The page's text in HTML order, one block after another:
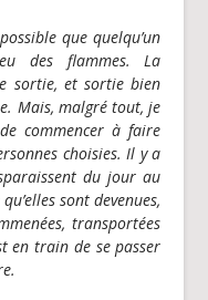
que quelqu’un
des flammes. La
sortie, et sortie bien
Mais, malgré tout, je
commencer à faire
choisies. Il y a
du jour au
sont devenues,
transportées
en train de se passer